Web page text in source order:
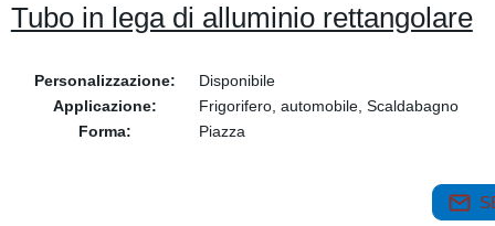
Tubo in lega di alluminio rettangolare
Personalizzazione:
Disponibile
Applicazione:
Frigorifero, automobile, Scaldabagno
Forma:
Piazza